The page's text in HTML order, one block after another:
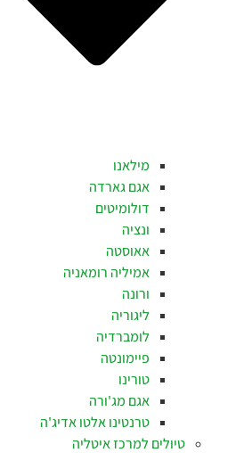
מילאנו
אגם גארדה
דולומיטים
ונציה
אאוסטה
אמיליה רומאניה
ורונה
ליגוריה
לומברדיה
פיימונטה
טורינו
אגם מג'ורה
טרנטינו אלטו אדיג'ה
טיולים למרכז איטליה